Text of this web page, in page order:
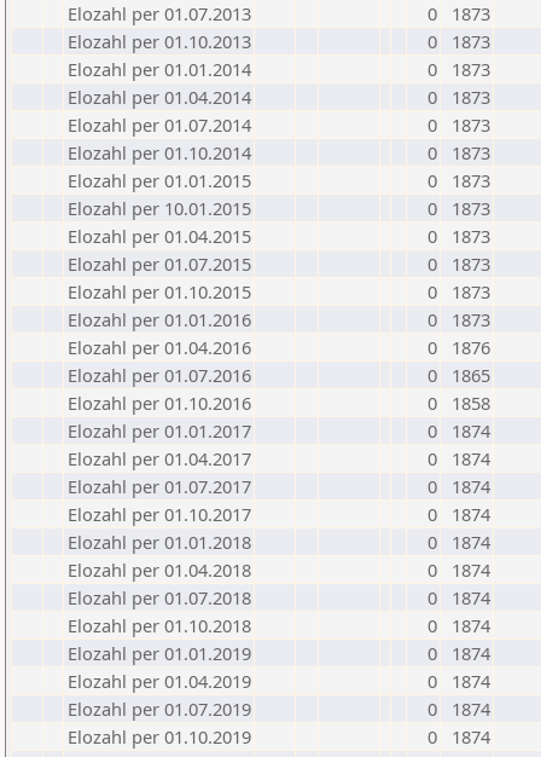
Elozahl per 01.07.2013
0
1873
Elozahl per 01.10.2013
0
1873
Elozahl per 01.01.2014
0
1873
Elozahl per 01.04.2014
0
1873
Elozahl per 01.07.2014
0
1873
Elozahl per 01.10.2014
0
1873
Elozahl per 01.01.2015
0
1873
Elozahl per 10.01.2015
0
1873
Elozahl per 01.04.2015
0
1873
Elozahl per 01.07.2015
0
1873
Elozahl per 01.10.2015
0
1873
Elozahl per 01.01.2016
0
1873
Elozahl per 01.04.2016
0
1876
Elozahl per 01.07.2016
0
1865
Elozahl per 01.10.2016
0
1858
Elozahl per 01.01.2017
0
1874
Elozahl per 01.04.2017
0
1874
Elozahl per 01.07.2017
0
1874
Elozahl per 01.10.2017
0
1874
Elozahl per 01.01.2018
0
1874
Elozahl per 01.04.2018
0
1874
Elozahl per 01.07.2018
0
1874
Elozahl per 01.10.2018
0
1874
Elozahl per 01.01.2019
0
1874
Elozahl per 01.04.2019
0
1874
Elozahl per 01.07.2019
0
1874
Elozahl per 01.10.2019
0
1874